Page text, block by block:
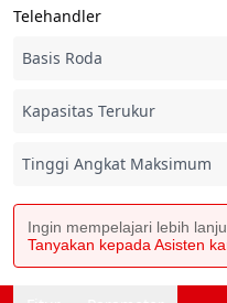
Telehandler
Basis Roda
Kapasitas Terukur
Tinggi Angkat Maksimum
Ingin mempelajari lebih
Tanyakan kepada Asisten